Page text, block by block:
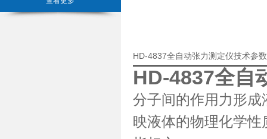
HD-4837全自动张力测定仪技术参
HD-4837全自
分子间的作用力形
映液体的物理化学